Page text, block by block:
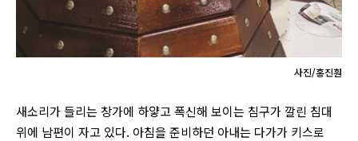
사진/홍진훤
새소리가 들리는 창가에 하얗고 폭신해 보이는 침구가 깔린 침대
위에 남편이 자고 있다. 아침을 준비하던 아내는 다가가 키스로